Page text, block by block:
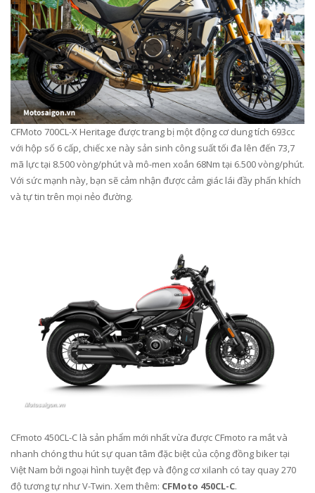
CFMoto 700CL-X Heritage được trang bị một động cơ dung tích 693cc
với hộp số 6 cấp, chiếc xe này sản sinh công suất tối đa lên đến 73,7
mã lực tại 8.500 vòng/phút và mô-men xoắn 68Nm tại 6.500 vòng/phút.
Với sức mạnh này, bạn sẽ cảm nhận được cảm giác lái đầy phấn khích
và tự tin trên mọi nẻo đường.
CFmoto 450CL-C là sản phẩm mới nhất vừa được CFmoto ra mắt và
nhanh chóng thu hút sự quan tâm đặc biệt của cộng đồng biker tại
Việt Nam bởi ngoại hình tuyệt đẹp và động cơ xilanh có tay quay 270
độ tương tự như V-Twin. Xem thêm: CFMoto 450CL-C.